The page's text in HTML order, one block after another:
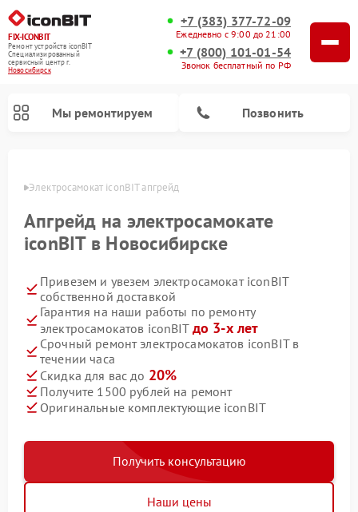
FIX-ICONBIT
Ремонт устройств iconBIT
Специализированный
cервисный центр г.
Новосибирск
+7 (383) 377-72-09
Ежедневно с 9:00 до 21:00
+7 (800) 101-01-54
Звонок бесплатный по РФ
Мы ремонтируем Позвонить
Электросамокат iconBIT апгрейд
Апгрейд на электросамокате
iconBIT в Новосибирске
Привезем и увезем электросамокат iconBIT
собственной доставкой
Гарантия на наши работы по ремонту
электросамокатов iconBIT до 3-х лет
Срочный ремонт электросамокатов iconBIT в
течении часа
Скидка для вас до 20%
Получите 1500 рублей на ремонт
Оригинальные комплектующие iconBIT
Получить консультацию
Наши цены